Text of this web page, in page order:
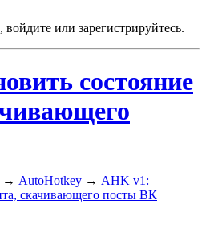
или зарегистрируйтесь.
состояние
→ AutoHotkey → AHK v1:
скачивающего посты ВК